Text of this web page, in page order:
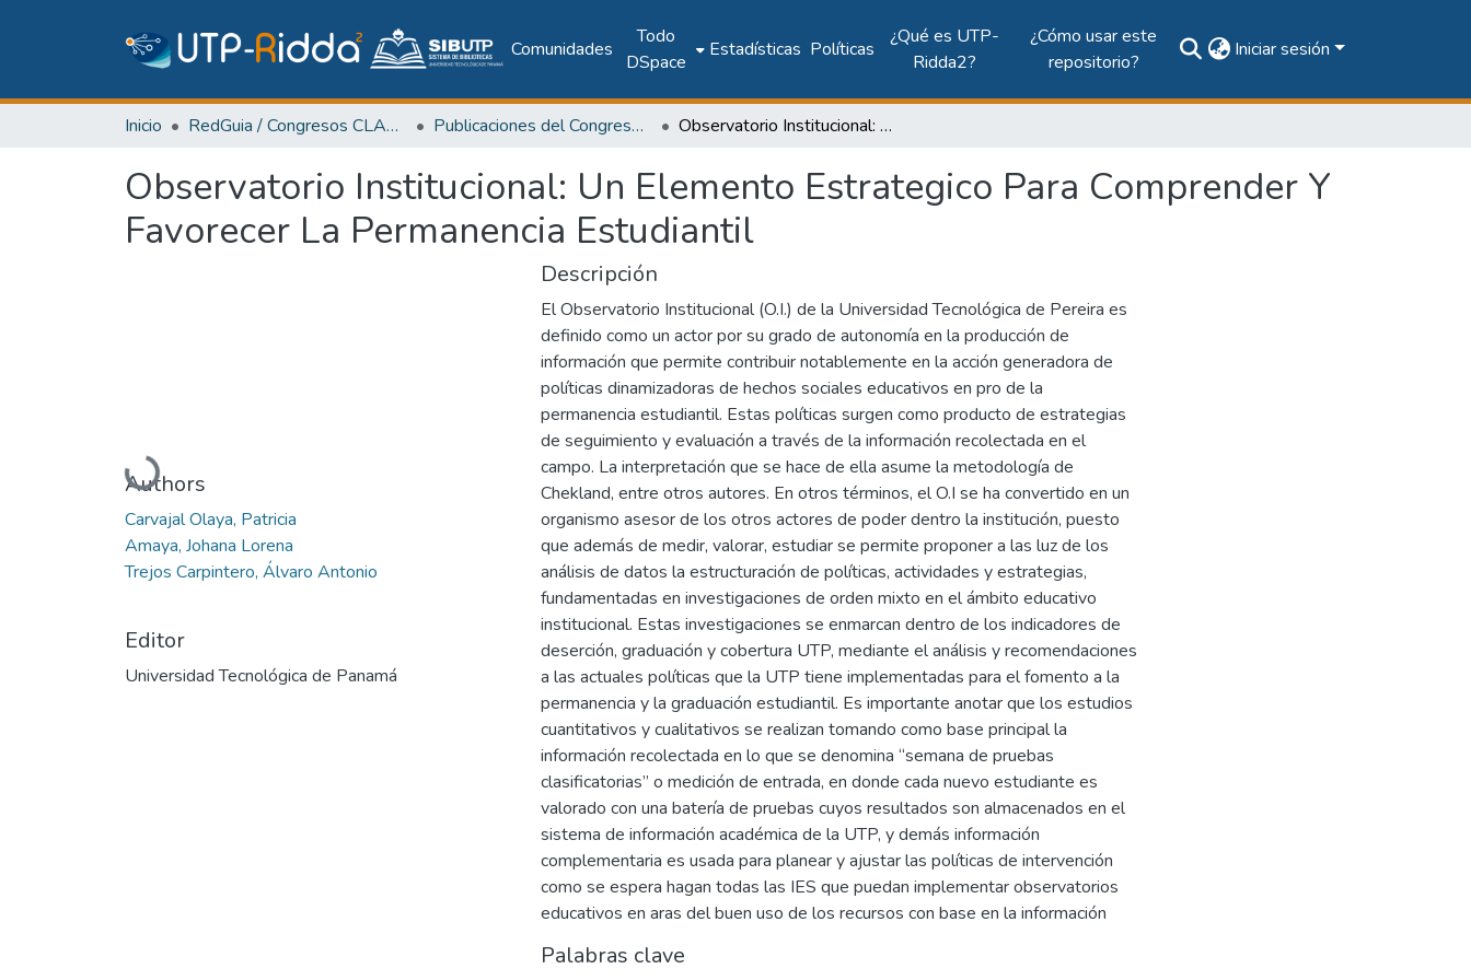
Comunidades
Todo
DSpace
Estadísticas Políticas
¿Qué es UTP-
Ridda2?
¿Cómo usar este
repositorio?
Iniciar sesión
Inicio RedGuia / Congresos CLABES Publicaciones del Congreso Internacional CLABES Observatorio Institucional: Un Elemento Estrategico Para Comprender Y Favorecer La Permanencia Estudiantil
Observatorio Institucional: Un Elemento Estrategico Para Comprender Y
Favorecer La Permanencia Estudiantil
Cargando...
Authors
Carvajal Olaya, Patricia
Amaya, Johana Lorena
Trejos Carpintero, Álvaro Antonio
Editor
Universidad Tecnológica de Panamá
Descripción
El Observatorio Institucional (O.I.) de la Universidad Tecnológica de Pereira es
definido como un actor por su grado de autonomía en la producción de
información que permite contribuir notablemente en la acción generadora de
políticas dinamizadoras de hechos sociales educativos en pro de la
permanencia estudiantil. Estas políticas surgen como producto de estrategias
de seguimiento y evaluación a través de la información recolectada en el
campo. La interpretación que se hace de ella asume la metodología de
Chekland, entre otros autores. En otros términos, el O.I se ha convertido en un
organismo asesor de los otros actores de poder dentro la institución, puesto
que además de medir, valorar, estudiar se permite proponer a las luz de los
análisis de datos la estructuración de políticas, actividades y estrategias,
fundamentadas en investigaciones de orden mixto en el ámbito educativo
institucional. Estas investigaciones se enmarcan dentro de los indicadores de
deserción, graduación y cobertura UTP, mediante el análisis y recomendaciones
a las actuales políticas que la UTP tiene implementadas para el fomento a la
permanencia y la graduación estudiantil. Es importante anotar que los estudios
cuantitativos y cualitativos se realizan tomando como base principal la
información recolectada en lo que se denomina “semana de pruebas
clasificatorias” o medición de entrada, en donde cada nuevo estudiante es
valorado con una batería de pruebas cuyos resultados son almacenados en el
sistema de información académica de la UTP, y demás información
complementaria es usada para planear y ajustar las políticas de intervención
como se espera hagan todas las IES que puedan implementar observatorios
educativos en aras del buen uso de los recursos con base en la información
Palabras clave